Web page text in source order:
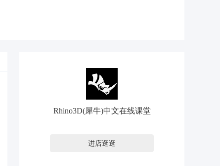
Rhino3D(犀牛)中文在线课堂
进店逛逛